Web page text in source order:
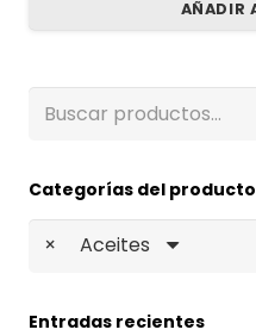
Buscar
Categorías del producto
× Aceites
Entradas recientes